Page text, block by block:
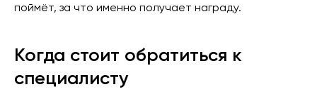
поймёт, за что именно получает награду.
Когда стоит обратиться к
специалисту